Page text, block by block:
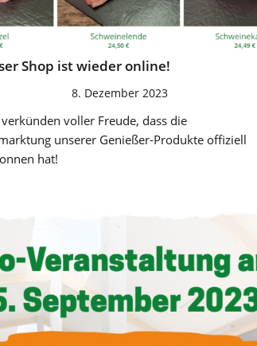
Shop ist wie­der online!
8. Dezember 2023
voller Freude, dass die
unserer Genießer-Produkte offiziell
hat!